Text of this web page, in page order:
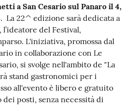
a San Cesario sul Panaro il 4,
. La 22^ edizione sarà dedicata a
, l’ideatore del Festival,
L'iniziativa, promossa dal
in collaborazione con Le
si svolge nell'ambito de "La
stand gastronomici per i
all'evento è libero e gratuito
posti, senza necessità di